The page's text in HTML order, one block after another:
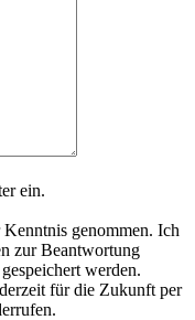
ein.
Kenntnis genommen. Ich
zur Beantwortung
werden.
für die Zukunft per